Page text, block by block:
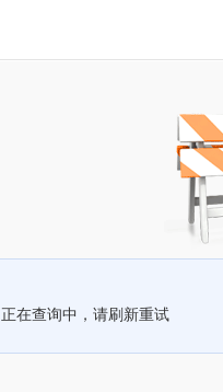
正在查询中，请刷新重试